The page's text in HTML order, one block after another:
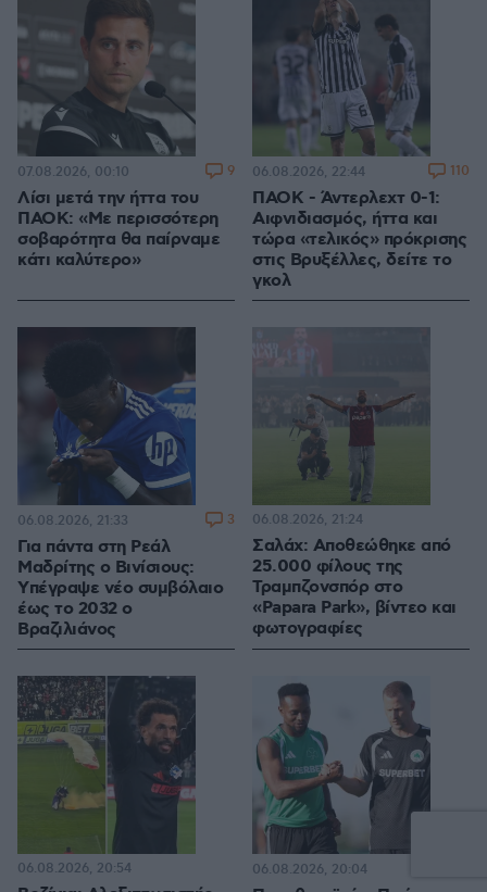
Λίσι μετά την ήττα του
ΠΑΟΚ: «Με περισσότερη
σοβαρότητα θα παίρναμε
κάτι καλύτερο»
07.08.2026, 00:10 9
ΠΑΟΚ - Άντερλεχτ 0-1:
Αιφνιδιασμός, ήττα και
τώρα «τελικός» πρόκρισης
στις Βρυξέλλες, δείτε το
γκολ
06.08.2026, 22:44 110
Για πάντα στη Ρεάλ
Μαδρίτης ο Βινίσιους:
Yπέγραψε νέο συμβόλαιο
έως το 2032 ο
Βραζιλιάνος
06.08.2026, 21:33 3
Σαλάχ: Αποθεώθηκε από
25.000 φίλους της
Τραμπζονσπόρ στο
«Papara Park», βίντεο και
φωτογραφίες
06.08.2026, 21:24
06.08.2026, 20:54 06.08.2026, 20:04